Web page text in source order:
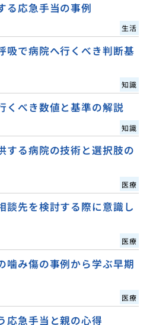
る応急手当の事例
生活
吸で病院へ行くべき判断基
知識
くべき数値と基準の解説
知識
する病院の技術と選択肢の
医療
談先を検討する際に意識し
医療
噛み傷の事例から学ぶ早期
医療
応急手当と親の心得